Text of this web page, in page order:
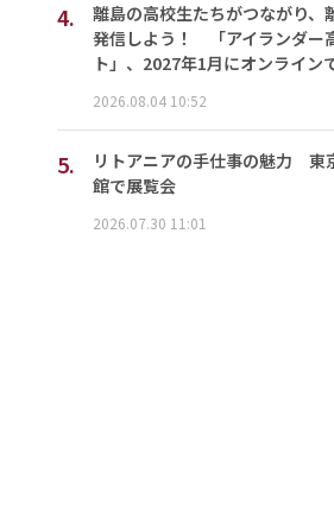
4.
離島の高校生たちがつながり、
発信しよう！ 「アイランダー
ト」、2027年1月にオンライン
2026.08.04 10:52
5.
リトアニアの手仕事の魅力 東
館で展覧会
2026.07.30 11:01